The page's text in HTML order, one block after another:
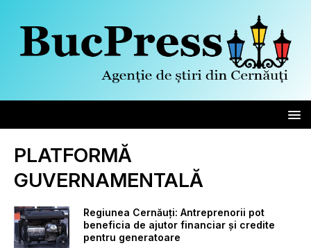
PLATFORMĂ
GUVERNAMENTALĂ
Regiunea Cernăuți: Antreprenorii pot
beneficia de ajutor financiar și credite
pentru generatoare